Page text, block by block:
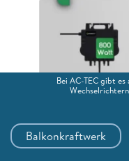
Balkonkraftwerk
Bei AC-TEC gibt